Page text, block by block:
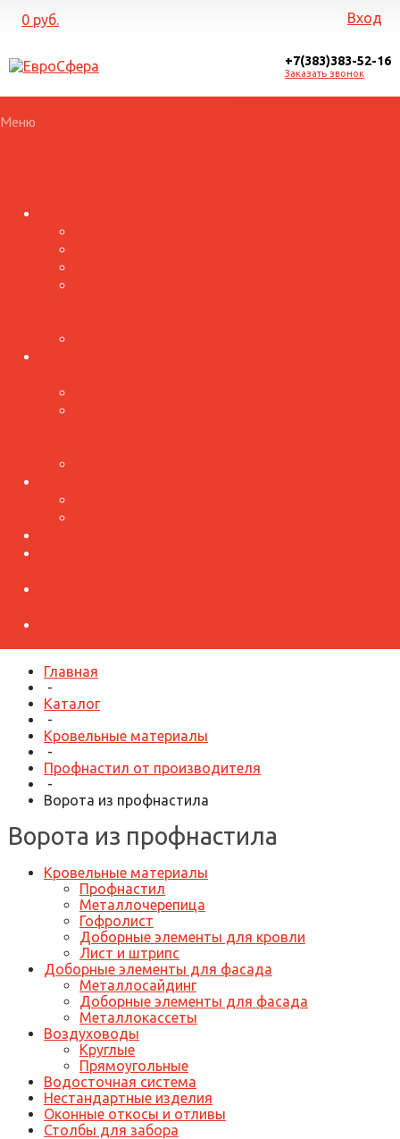
0 руб. Вход
+7(383)383-52-16
Заказать звонок
Меню
Главная
-
Каталог
-
Кровельные материалы
-
Профнастил от производителя
-
Ворота из профнастила
Ворота из профнастила
Кровельные материалы
Профнастил
Металлочерепица
Гофролист
Доборные элементы для кровли
Лист и штрипс
Доборные элементы для фасада
Металлосайдинг
Доборные элементы для фасада
Металлокассеты
Воздуховоды
Круглые
Прямоугольные
Водосточная система
Нестандартные изделия
Оконные откосы и отливы
Столбы для забора